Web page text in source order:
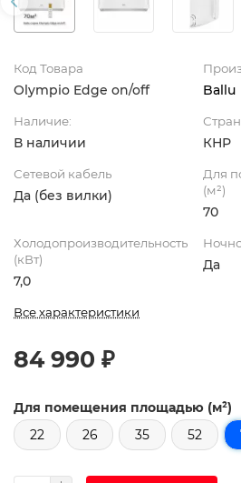
Код Товара
Olympio Edge on/off Ballu
Наличие:
В наличии КНР
Сетевой кабель
Да (без вилки)
Для
(м²)
70
Холодопроизводительность
(кВт)
7,0
Да
Все характеристики
84 990 ₽
Для помещения площадью (м²)
22
26 35 52